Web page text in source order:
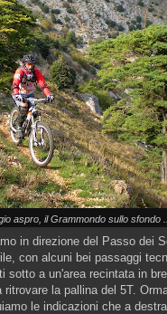
aspro, il Grammondo sullo sfondo ...
in direzione del Passo dei
con alcuni bei passaggi
sotto a un'area recintata in
la pallina del 5T.
le indicazioni che a